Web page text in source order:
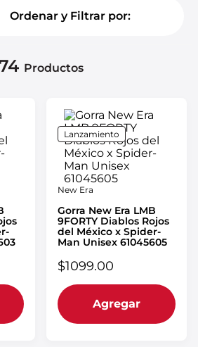
Ordenar y Filtrar por:
Productos
Lanzamiento
New Era
Gorra New Era LMB
9FORTY Diablos Rojos
del México x Spider-
Man Unisex 61045605
$1099.00
Agregar